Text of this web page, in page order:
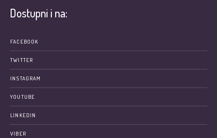
Dostupni i na:
FACEBOOK
TWITTER
INSTAGRAM
YOUTUBE
LINKEDIN
VIBER